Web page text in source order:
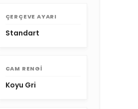
ÇERÇEVE AYARI
Standart
CAM RENGI
Koyu Gri